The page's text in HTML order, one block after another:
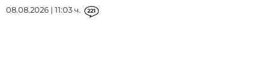
08.08.2026 | 11:03 ч. 221